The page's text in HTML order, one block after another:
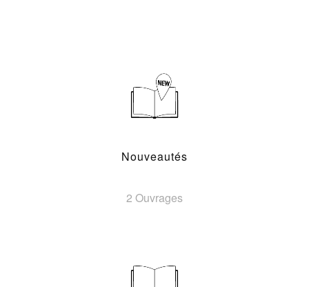
Nouveautés
2 Ouvrages